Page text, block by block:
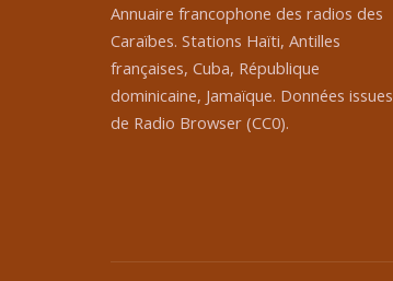
Annuaire francophone des radios des
Caraïbes. Stations Haïti, Antilles
françaises, Cuba, République
dominicaine, Jamaïque. Données issues
de Radio Browser (CC0).